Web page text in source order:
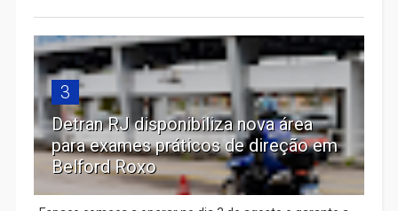
3
Detran RJ disponibiliza nova área
para exames práticos de direção em
Belford Roxo